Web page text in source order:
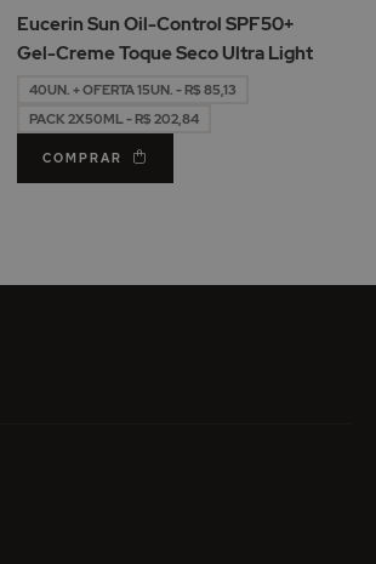
Desejos
Eucerin Sun Oil-Control SPF50+
Gel-Creme Toque Seco Ultra Light
40UN. + OFERTA 15UN. - R$ 85,13
PACK 2X50ML - R$ 202,84
COMPRAR